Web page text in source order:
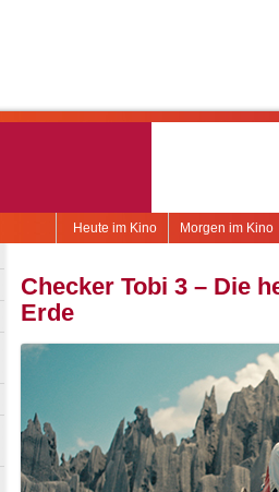
Morgen im Kino
Heute im Kino
Checker Tobi 3 – Die
Erde